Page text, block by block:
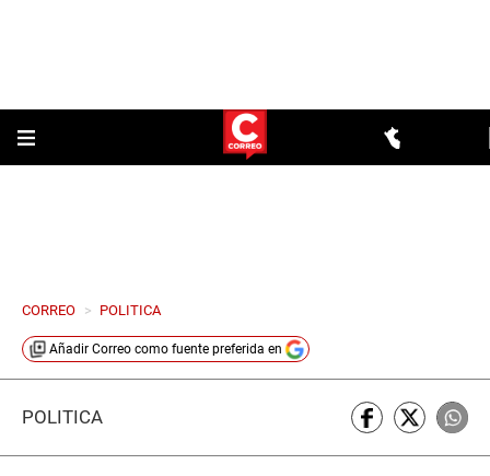
CORREO > POLITICA
Añadir Correo como fuente preferida en
POLÍTICA